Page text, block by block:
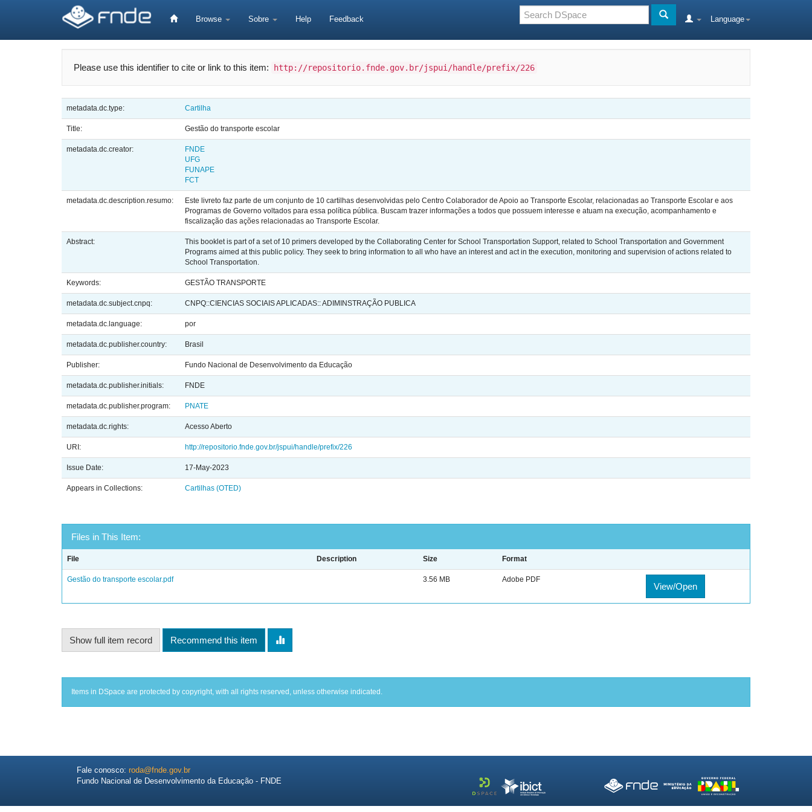
Browse Sobre Help Feedback Language
Please use this identifier to cite or link to this item: http://repositorio.fnde.gov.br/jspui/handle/prefix/226
metadata.dc.type: Cartilha
Title: Gestão do transporte escolar
metadata.dc.creator:
FNDE
UFG
FUNAPE
FCT
metadata.dc.description.resumo:
Este livreto faz parte de um conjunto de 10 cartilhas desenvolvidas pelo Centro Colaborador de Apoio ao Transporte Escolar, relacionadas ao Transporte Escolar e aos
Programas de Governo voltados para essa política pública. Buscam trazer informações a todos que possuem interesse e atuam na execução, acompanhamento e
fiscalização das ações relacionadas ao Transporte Escolar.
Abstract:
This booklet is part of a set of 10 primers developed by the Collaborating Center for School Transportation Support, related to School Transportation and Government
Programs aimed at this public policy. They seek to bring information to all who have an interest and act in the execution, monitoring and supervision of actions related to
School Transportation.
Keywords: GESTÃO TRANSPORTE
metadata.dc.subject.cnpq: CNPQ::CIENCIAS SOCIAIS APLICADAS:: ADIMINSTRAÇÃO PUBLICA
metadata.dc.language: por
metadata.dc.publisher.country: Brasil
Publisher: Fundo Nacional de Desenvolvimento da Educação
metadata.dc.publisher.initials: FNDE
metadata.dc.publisher.program: PNATE
metadata.dc.rights: Acesso Aberto
URI: http://repositorio.fnde.gov.br/jspui/handle/prefix/226
Issue Date: 17-May-2023
Appears in Collections: Cartilhas (OTED)
Files in This Item:
File Description Size Format
Gestão do transporte escolar.pdf 3.56 MB Adobe PDF
View/Open
Show full item record Recommend this item
Items in DSpace are protected by copyright, with all rights reserved, unless otherwise indicated.
Fale conosco: roda@fnde.gov.br
Fundo Nacional de Desenvolvimento da Educação - FNDE